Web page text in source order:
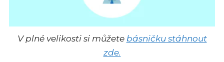
V plné velikosti si můžete básničku stáhnout
zde.